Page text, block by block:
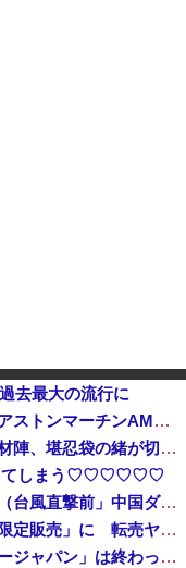
去最大の流行に
伊Autosprint誌：ニューエイ代表渾身のアストンマーチンAMR26を改善に導いた最大の功労者はカルディレ他
熊本の被災地で暴れまくったメディア取材陣、堪忍袋の緒が切れた地元住民が苦情を寄せまくった結果……
ってしまう♡♡♡♡♡♡
中国「大洪水！」三峡ダム「大雨で増水（台風直撃前」中国ダム「緊急放流！」中国鉄道「列車が走行中に流される」中国避難所「支援物資は有料です」謎の勢力「え」→
【朗報】イオン、ポケカを「小・中学生限定販売」に 転売ヤー対策が大絶賛ｗｗｗ
韓国人の対日好感度が過去最高に、「ノージャパン」は終わった？＝ネット「中国より100倍いい」